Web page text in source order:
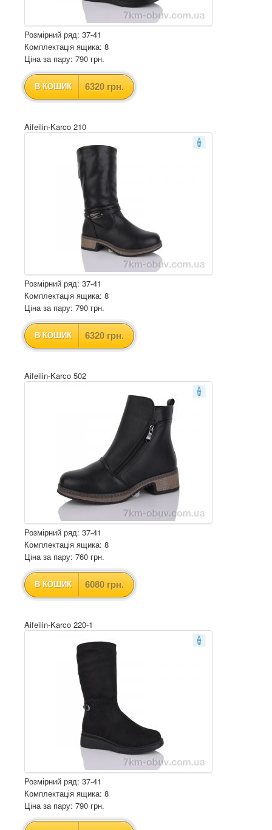
Розмірний ряд: 37-41
Комплектація ящика: 8
Ціна за пару: 790 грн.
В КОШИК 6320 грн.
Aifeilin-Karco 210
Розмірний ряд: 37-41
Комплектація ящика: 8
Ціна за пару: 790 грн.
В КОШИК 6320 грн.
Aifeilin-Karco 502
Розмірний ряд: 37-41
Комплектація ящика: 8
Ціна за пару: 760 грн.
В КОШИК 6080 грн.
Aifeilin-Karco 220-1
Розмірний ряд: 37-41
Комплектація ящика: 8
Ціна за пару: 790 грн.